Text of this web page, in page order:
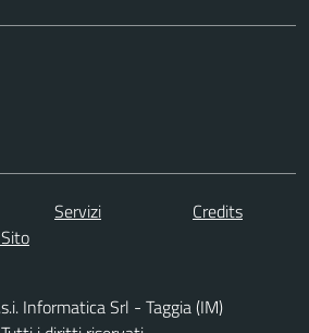
Servizi
Credits
Informatica Srl - Taggia (IM)